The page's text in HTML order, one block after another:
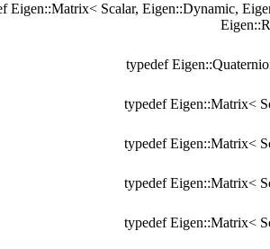
Eigen::Matrix< Scalar, Eigen::Dynamic,
typedef
typedef Eigen::Matrix<
typedef Eigen::Matrix<
typedef Eigen::Matrix<
typedef Eigen::Matrix<